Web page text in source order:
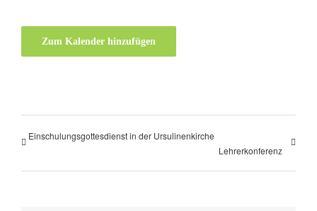
Zum Kalender hinzufügen
Einschulungsgottesdienst in der Ursulinenkirche
Lehrerkonferenz